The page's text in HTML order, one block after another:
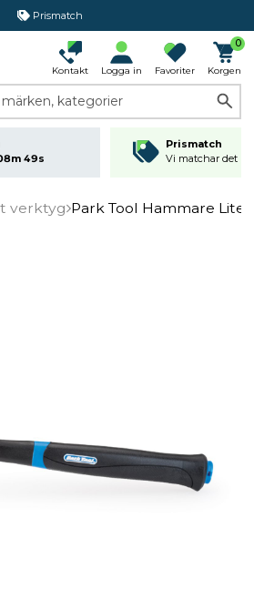
Prismatch
Kontakt Logga in Favoriter
0
Korgen
kategorier
49s
Prismatch
Vi matchar det
verktyg Park Tool Hammare